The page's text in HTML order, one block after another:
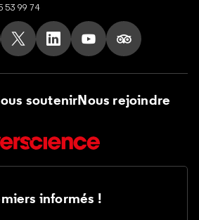
53 99 74
sur Facebook
nous sur Tik Tok
Suivez nous sur X
Suivez nous sur LinkedIn
Suivez nous sur
Suivez nous
soutenirNous rejoindre
informés !